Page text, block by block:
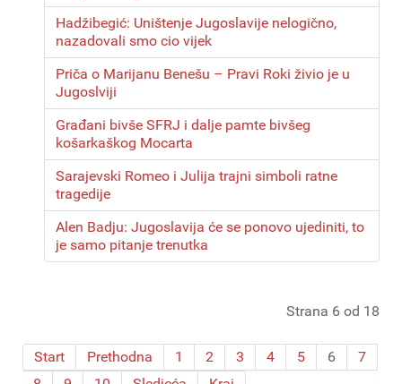
Hadžibegić: Uništenje Jugoslavije nelogično,
nazadovali smo cio vijek
Priča o Marijanu Benešu – Pravi Roki živio je u
Jugoslviji
Građani bivše SFRJ i dalje pamte bivšeg
košarkaškog Mocarta
Sarajevski Romeo i Julija trajni simboli ratne
tragedije
Alen Badju: Jugoslavija će se ponovo ujediniti, to
je samo pitanje trenutka
Strana 6 od 18
Start Prethodna 1 2 3 4 5 6
7